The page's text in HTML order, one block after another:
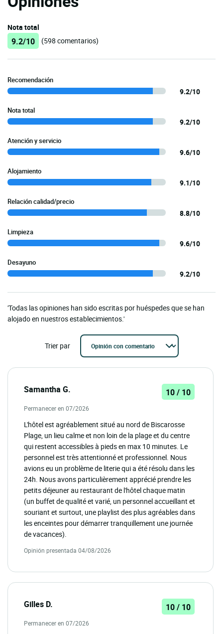
Nota total
9.2/10 (598 comentarios)
Recomendación
9.2/10
Nota total
9.2/10
Atención y servicio
9.6/10
Alojamiento
9.1/10
Relación calidad/precio
8.8/10
Limpieza
9.6/10
Desayuno
9.2/10
'Todas las opiniones han sido escritas por huéspedes que se han
alojado en nuestros establecimientos.'
Trier par
Samantha G. 10 / 10
Permanecer en 07/2026
L'hôtel est agréablement situé au nord de Biscarosse
Plage, un lieu calme et non loin de la plage et du centre
qui restent accessibles à pieds en max 10 minutes. Le
personnel est très attentionné et professionnel. Nous
avions eu un problème de literie qui a été résolu dans les
24h. Nous avons particulièrement apprécié prendre les
petits déjeuner au restaurant de l'hôtel chaque matin
(un buffet de qualité et varié, un personnel accueillant et
souriant et surtout, une playlist des plus agréables dans
les enceintes pour démarrer tranquillement une journée
de vacances).
Opinión presentada 04/08/2026
Gilles D. 10 / 10
Permanecer en 07/2026